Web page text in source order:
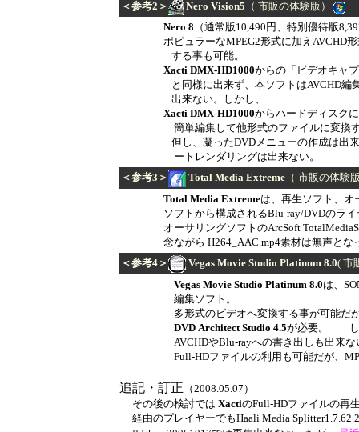
＜参考2＞
Nero Vision5 （ 市販の体験版 ）
Nero 8 （通常版10,490円、特別優待版
ポピュラーなMPEG2形式に加えAVCHD形式
する事も可能。
Xacti DMX-HD1000からの「ビデオキャ
と同様に出来ず、本ソフトはAVCHD編集後
出来ない。しかし、
Xacti DMX-HD1000からハードディスク
簡単編集して他形式のファイルに変換す
但し、 凝ったDVDメニューの作成は出
ートレンダリングは出来ない。
＜参考3＞
Total Media Extreme（ 市販の体験
Total Media Extremeは、 再生ソフト、オ
ソフト から構成されるBlu-ray/DVDのラ
オーサリングソフト のArcSoft
念ながら H264_AAC.mp4素材は無声とな
＜参考4＞
Vegas Movie Studio Platinum 8.0( 市
Vegas Movie Studio Platinum 8.0は、
編集ソフト。
多形式のビデオへ変換する事が可能だが、
DVD Architect Studio 4.5が必要。
AVCHDやBlu-rayへの書き出しも出来な
Full-HDファイルの利用も可能だが、
追記・訂正 （2008.05.07）
その後の検討では XactiのFull-HDファイルの再
経由のプレイヤーでもHaali Media